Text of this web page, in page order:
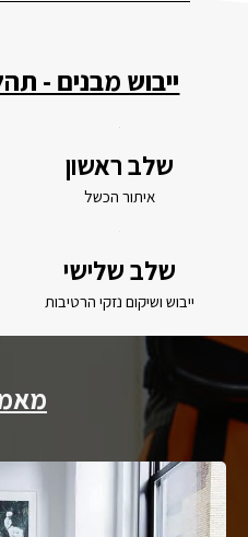
ייבוש מבנים -
שלב ראשון
איתור הכשל
שלב שלישי
ייבוש ושיקום נזקי הרטיבות